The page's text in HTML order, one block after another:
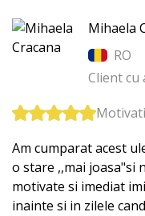
Mihaela
RO
Client cu
Am cumparat acest
o stare ,,mai joasa"si
motivate si imediat
inainte si in zilele